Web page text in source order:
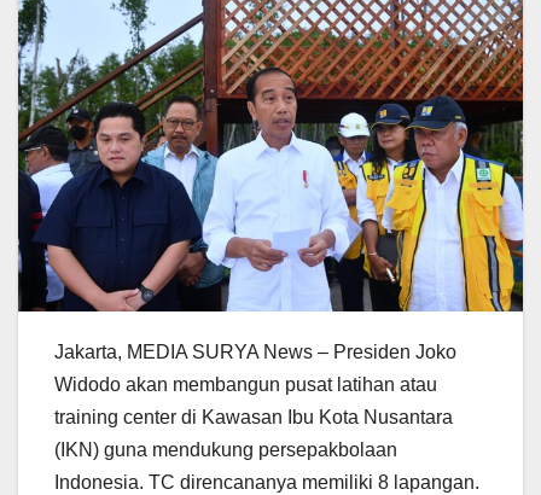
Jakarta, MEDIA SURYA News – Presiden Joko
Widodo akan membangun pusat latihan atau
training center di Kawasan Ibu Kota Nusantara
(IKN) guna mendukung persepakbolaan
Indonesia. TC direncananya memiliki 8 lapangan.